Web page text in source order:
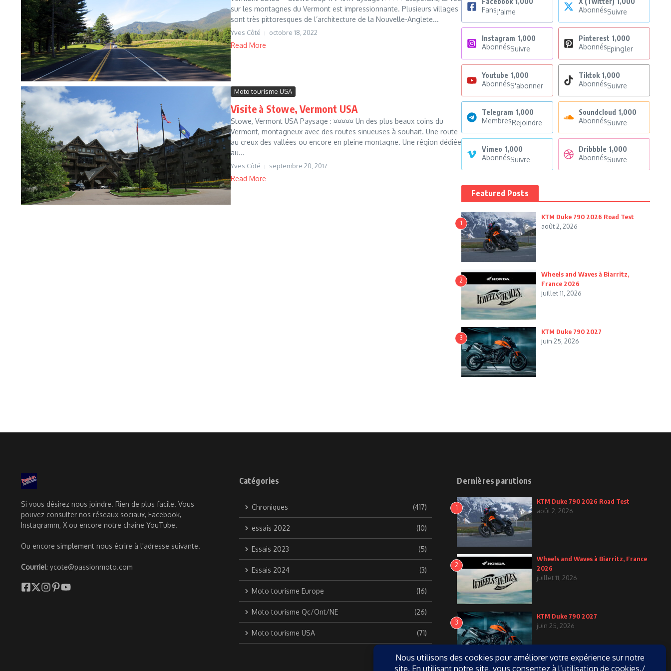
sur les montagnes du Vermont est impressionnante. Plusieurs villages
sont très pittoresques de l’architecture de la Nouvelle-Anglete...
Yves Côté octobre 18, 2022
Read More
Moto tourisme USA
Visite à Stowe, Vermont USA
Stowe, Vermont USA Paysage : ¤¤¤¤¤ Un des plus beaux coins du
Vermont, montagneux avec des routes sinueuses à souhait. Une route
au creux des vallées ou encore en pleine montagne. Une région dédiée
au...
Yves Côté septembre 20, 2017
Read More
FansJ'aime
AbonnésSuivre
Instagram 1,000
AbonnésSuivre
Pinterest 1,000
AbonnésEpingler
Youtube 1,000
AbonnésS'abonner
Tiktok 1,000
AbonnésSuivre
Telegram 1,000
MembresRejoindre
Soundcloud 1,000
AbonnésSuivre
Vimeo 1,000
AbonnésSuivre
Dribbble 1,000
AbonnésSuivre
Featured Posts
1
KTM Duke 790 2026 Road Test
août 2, 2026
2
Wheels and Waves à Biarritz,
France 2026
juillet 11, 2026
3
KTM Duke 790 2027
juin 25, 2026
Si vous désirez nous joindre. Rien de plus facile. Vous
pouvez consulter nos réseaux sociaux, Facebook,
Instagramm, X ou encore notre chaîne YouTube.
Ou encore simplement nous écrire à l'adresse suivante.
Courriel: ycote@passionmoto.com
Catégories
Chroniques (417)
essais 2022 (10)
Essais 2023 (5)
Essais 2024 (3)
Moto tourisme Europe (16)
Moto tourisme Qc/Ont/NE (26)
Moto tourisme USA (71)
Dernières parutions
1
KTM Duke 790 2026 Road Test
août 2, 2026
2
Wheels and Waves à Biarritz, France
2026
juillet 11, 2026
3
KTM Duke 790 2027
juin 25, 2026